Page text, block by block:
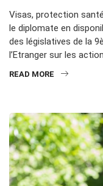
Visas, protection
le diplomate en
des législatives de la
l’Etranger sur les
READ MORE